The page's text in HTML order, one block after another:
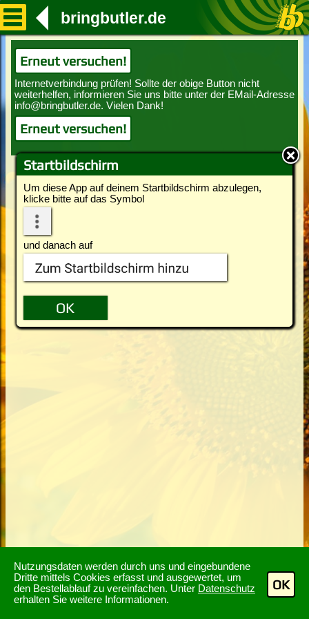
Nutzungsdaten werden durch uns und eingebundene
Dritte mittels Cookies erfasst und ausgewertet, um
den Bestellablauf zu vereinfachen. Unter Datenschutz
erhalten Sie weitere Informationen.
OK
Startbildschirm
Um diese App auf deinem Startbildschirm abzulegen,
klicke bitte auf das Symbol
und danach auf
bringbutler.de
Erneut versuchen!
Erneut versuchen!